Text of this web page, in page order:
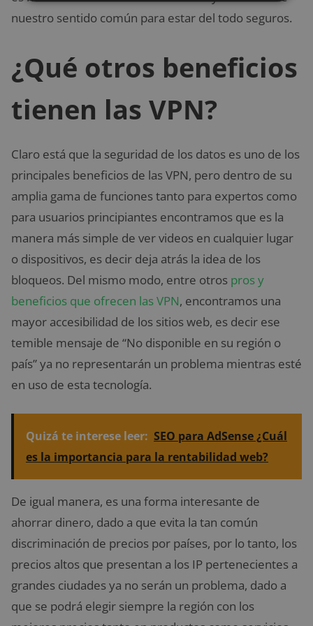
nuestro sentido común para estar del todo seguros.
¿Qué otros beneficios
tienen las VPN?
Claro está que la seguridad de los datos es uno de los
principales beneficios de las VPN, pero dentro de su
amplia gama de funciones tanto para expertos como
para usuarios principiantes encontramos que es la
manera más simple de ver videos en cualquier lugar
o dispositivos, es decir deja atrás la idea de los
bloqueos. Del mismo modo, entre otros pros y
beneficios que ofrecen las VPN, encontramos una
mayor accesibilidad de los sitios web, es decir ese
temible mensaje de “No disponible en su región o
país” ya no representarán un problema mientras esté
en uso de esta tecnología.
Quizá te interese leer: SEO para AdSense ¿Cuál
es la importancia para la rentabilidad web?
De igual manera, es una forma interesante de
ahorrar dinero, dado a que evita la tan común
discriminación de precios por países, por lo tanto, los
precios altos que presentan a los IP pertenecientes a
grandes ciudades ya no serán un problema, dado a
que se podrá elegir siempre la región con los